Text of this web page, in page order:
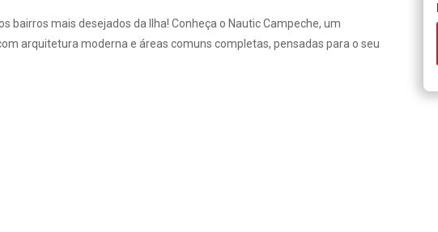
bairros mais desejados da Ilha! Conheça o Nautic Campeche, um
arquitetura moderna e áreas comuns completas, pensadas para o seu